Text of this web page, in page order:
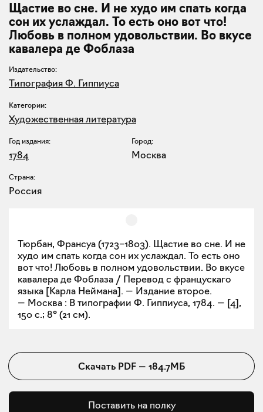
Щастие во сне. И не худо им спать когда
сон их услаждал. То есть оно вот что!
Любовь в полном удовольствии. Во вкусе
кавалера де Фоблаза
Издательство:
Типография Ф. Гиппиуса
Категории:
Художественная литература
Год издания:
1784
Город:
Москва
Страна:
Россия
Тюрбан, Франсуа (1723–1803). Щастие во сне. И не
худо им спать когда сон их услаждал. То есть оно
вот что! Любовь в полном удовольствии. Во вкусе
кавалера де Фоблаза / Перевод с францускаго
языка [Карла Неймана]. — Издание второе.
— Москва : В типографии Ф. Гиппиуса, 1784. — [4],
150 с.; 8° (21 см).
Скачать PDF — 184.7МБ
Поставить на полку